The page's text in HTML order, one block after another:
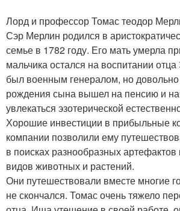
Лорд и профессор Томас теодор
Сэр Мерлин родился в
семье в 1782 году. Его мать умерла
мальчика остался на воспитании
был военным генералом, но довольно
рождения сына вышел на пенсию и
увлекаться эзотерической
Хорошие инвестиции в прибыльные
компании позволили ему
в поисках разнообразных
видов животных и растений.
Они путешествовали вместе многие
не скончался. Томас очень тяжело